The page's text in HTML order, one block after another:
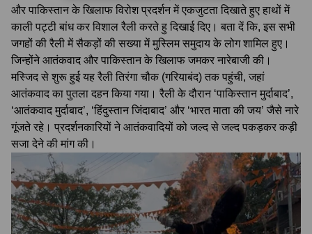
और पाकिस्तान के खिलाफ विरोश प्रदर्शन में एकजुटता दिखाते हुए हाथों में
काली पट्टी बांध कर विशाल रैली करते हु दिखाई दिए। बता दें कि, इस सभी
जगहों की रैली में सैकड़ों की सख्या में मुस्लिम समुदाय के लोग शामिल हुए।
जिन्होंने आतंकवाद और पाकिस्तान के खिलाफ जमकर नारेबाजी की।
मस्जिद से शुरू हुई यह रैली तिरंगा चौक (गरियाबंद) तक पहुंची, जहां
आतंकवाद का पुतला दहन किया गया। रैली के दौरान ‘पाकिस्तान मुर्दाबाद’,
‘आतंकवाद मुर्दाबाद’, ‘हिंदुस्तान जिंदाबाद’ और ‘भारत माता की जय’ जैसे नारे
गूंजते रहे। प्रदर्शनकारियों ने आतंकवादियों को जल्द से जल्द पकड़कर कड़ी
सजा देने की मांग की।